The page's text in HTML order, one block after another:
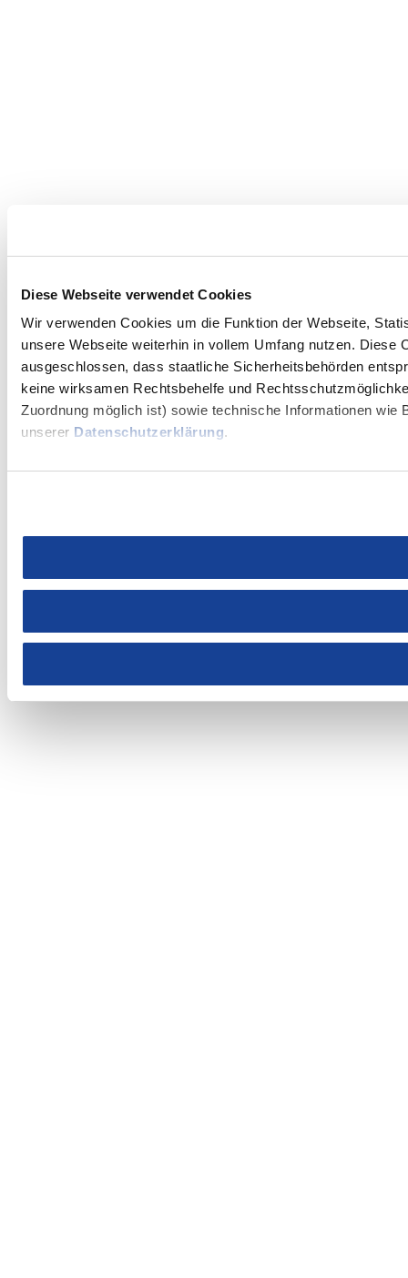
Diese Webseite verwendet Cookies
Wir verwenden Cookies um die Funktion der Webseite,
unsere Webseite weiterhin in vollem Umfang nutzen.
ausgeschlossen, dass staatliche Sicherheitsbehörden
keine wirksamen Rechtsbehelfe und
Zuordnung möglich ist) sowie technische Informationen wie
unserer Datenschutzerklärung.